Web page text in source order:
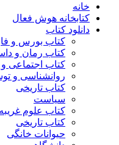
خانه
کتابخانه هوش فعال
دانلود کتاب
کتاب بورس و
کتاب رمان و
کتاب اجتماعی
روانشناسی و
کتاب تاریخی
سیاست
کتاب علوم غریبه
کتاب تاریخی
حیوانات خانگی